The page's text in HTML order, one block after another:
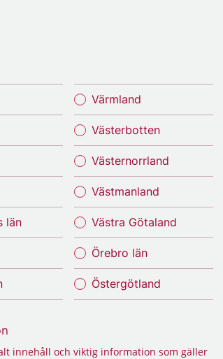
län
Värmland
Västerbotten
Västernorrland
Västmanland
Västra Götaland
Örebro län
Östergötland
innehåll och viktig information som gäller